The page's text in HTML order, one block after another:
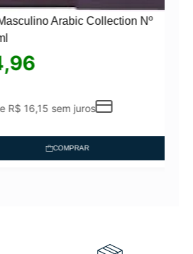
Arabic Collection Nº
sem juros
COMPRAR